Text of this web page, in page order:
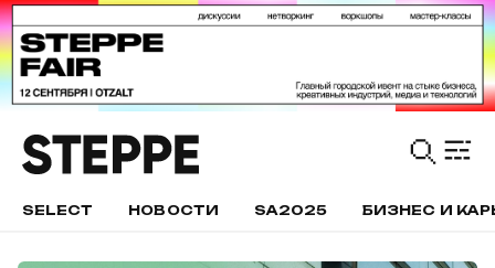
SELECT НОВОСТИ SA2025 БИЗНЕС И